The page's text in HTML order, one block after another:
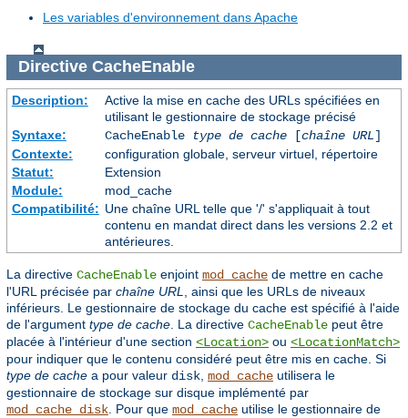
Les variables d'environnement dans Apache
Directive CacheEnable
Description:
Active la mise en cache des URLs spécifiées en
utilisant le gestionnaire de stockage précisé
Syntaxe:
CacheEnable type de cache[chaîne URL]
Contexte:
configuration globale, serveur virtuel, répertoire
Statut:
Extension
Module:
mod_cache
Compatibilité: Une chaîne URL telle que '/' s'appliquait à tout
contenu en mandat direct dans les versions 2.2 et
antérieures.
La directive CacheEnable enjoint mod_cache de mettre en cache
l'URL précisée par chaîne URL
, ainsi que les URLs de niveaux
inférieurs. Le gestionnaire de stockage du cache est spécifié à l'aide
de l'argument type de cache . La directive CacheEnable peut être
placée à l'intérieur d'une section <Location> ou <LocationMatch>
pour indiquer que le contenu considéré peut être mis en cache. Si
type de cache a pour valeur disk mod_cache utilisera le
gestionnaire de stockage sur disque implémenté par
mod_cache_disk . Pour que mod_cache utilise le gestionnaire de